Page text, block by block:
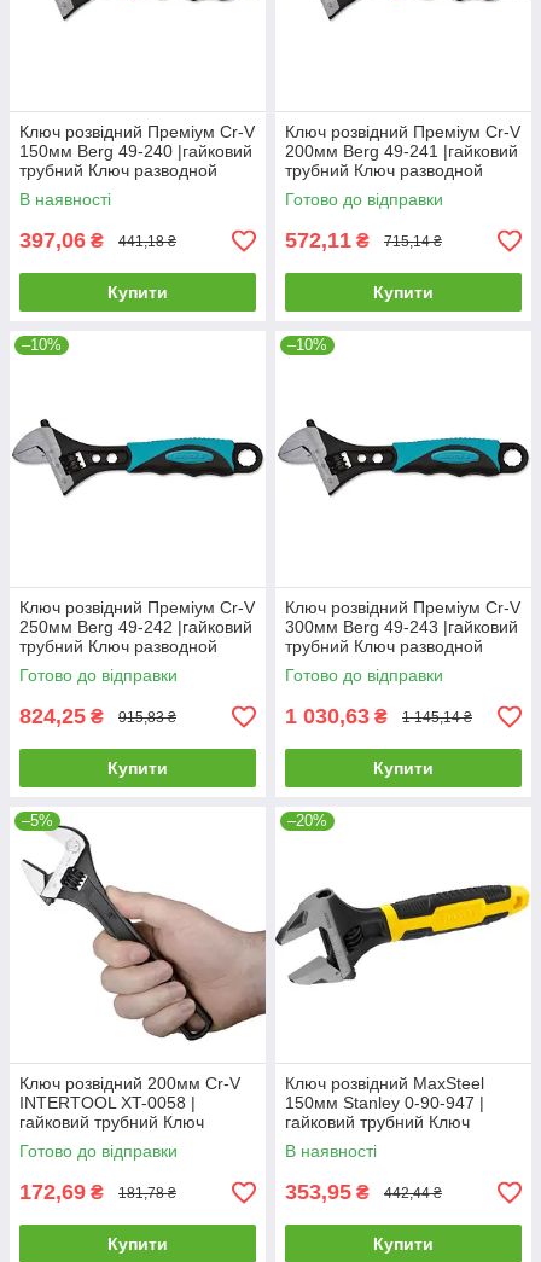
Ключ розвідний Преміум Cr-V
150мм Berg 49-240 |гайковий
трубний Ключ разводной
Премиум Cr-V 150мм Berg
В наявності
397,06 ₴ 441,18 ₴
Купити
Ключ розвідний Преміум Cr-V
200мм Berg 49-241 |гайковий
трубний Ключ разводной
Премиум Cr-V 200мм Berg
Готово до відправки
572,11 ₴ 715,14 ₴
Купити
–10%
Ключ розвідний Преміум Cr-V
250мм Berg 49-242 |гайковий
трубний Ключ разводной
Премиум Cr-V 250мм Berg
Готово до відправки
824,25 ₴ 915,83 ₴
Купити
–10%
Ключ розвідний Преміум Cr-V
300мм Berg 49-243 |гайковий
трубний Ключ разводной
Премиум Cr-V 300мм Berg
Готово до відправки
1 030,63 ₴ 1 145,14 ₴
Купити
–5%
Ключ розвідний 200мм Cr-V
INTERTOOL XT-0058 |
гайковий трубний Ключ
разводной
Готово до відправки
172,69 ₴ 181,78 ₴
Купити
–20%
Ключ розвідний MaxSteel
150мм Stanley 0-90-947 |
гайковий трубний Ключ
разводной
В наявності
353,95 ₴ 442,44 ₴
Купити